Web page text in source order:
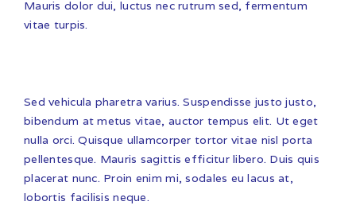
Mauris dolor dui, luctus nec rutrum sed, fermentum
vitae turpis.
Sed vehicula pharetra varius. Suspendisse justo justo,
bibendum at metus vitae, auctor tempus elit. Ut eget
nulla orci. Quisque ullamcorper tortor vitae nisl porta
pellentesque. Mauris sagittis efficitur libero. Duis quis
placerat nunc. Proin enim mi, sodales eu lacus at,
lobortis facilisis neque.